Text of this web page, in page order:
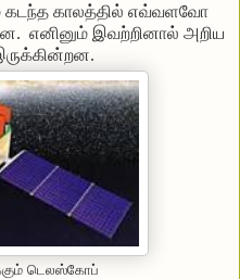
கடந்த காலத்தில் எவ்வளவோ
. எனினும் இவற்றினால் அறிய
.
டெலஸ்கோப்